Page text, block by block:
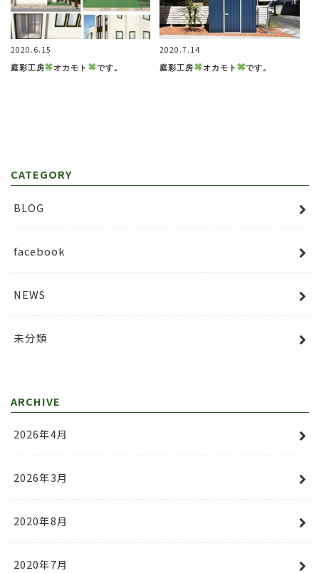
2020.6.15
庭彩工房 オカモト です。
2020.7.14
庭彩工房 オカモト です。
CATEGORY
BLOG
facebook
NEWS
未分類
ARCHIVE
2026年4月
2026年3月
2020年8月
2020年7月